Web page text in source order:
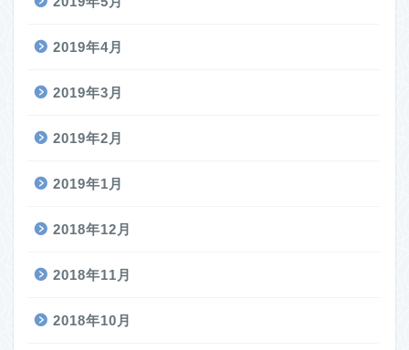
2019年4月
2019年3月
2019年2月
2019年1月
2018年12月
2018年11月
2018年10月